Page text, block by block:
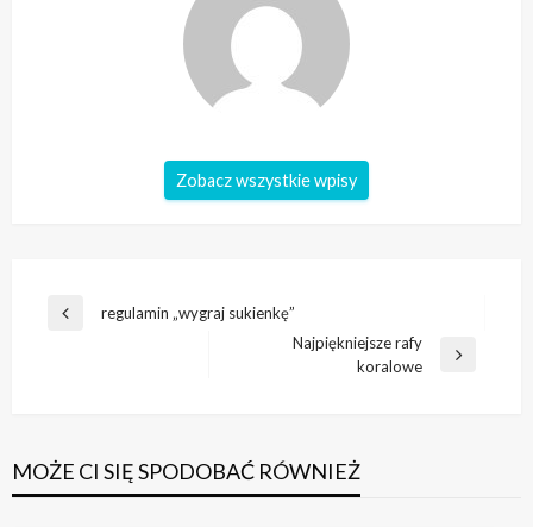
Zobacz wszystkie wpisy
Nawigacja
Poprzedni
regulamin „wygraj sukienkę”
Najpiękniejsze rafy
koralowe
MOŻE CI SIĘ SPODOBAĆ RÓWNIEŻ